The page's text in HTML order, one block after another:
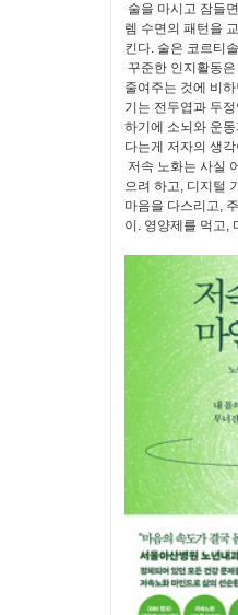
술을 마시고 잠들
렘 수면의 패턴을
킨다. 술은 코르티
꾸준한 인지활동
줄여주는 것에 비
기는 전두엽과 두
하기에 소뇌와 운
다는게 저자의 생
저속 노화는 사실
으려 하고, 디지털
마음을 다스리고,
이. 영양제를 먹고,